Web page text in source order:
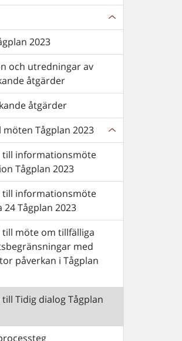
2023
och utredningar av
åtgärder
åtgärder
Tågplan 2023
till informationsmöte
Tågplan 2023
till informationsmöte
24 Tågplan 2023
till möte om tillfälliga
med
påverkan i Tågplan
Tidig dialog Tågplan